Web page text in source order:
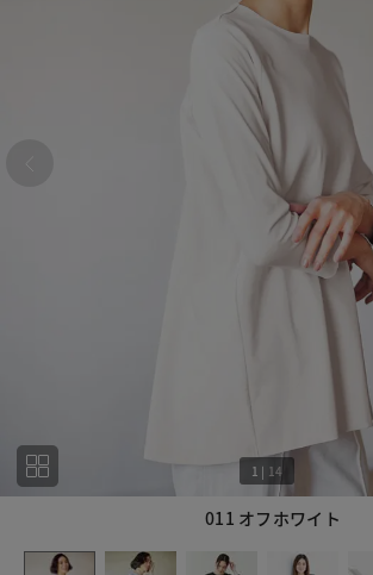
011 オフホワイト
1 | 14